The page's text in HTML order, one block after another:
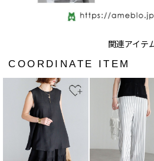
COORDINATE ITEM